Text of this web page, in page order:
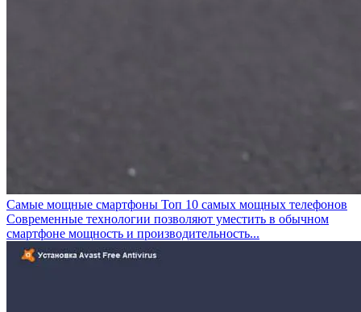
Самые мощные смартфоны Топ 10 самых мощных телефонов
Современные технологии позволяют уместить в обычном
смартфоне мощность и производительность...